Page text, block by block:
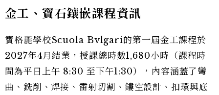
金工、寶石鑲嵌課程資訊
寶格麗學校Scuola Bvlgari的第一屆金工課程於
2027年4月結業，授課總時數1,680小時（課程時
間為平日上午 8:30 至下午1:30），內容涵蓋了彎
曲、銑削、焊接、雷射切割、鏤空設計、扣環與底